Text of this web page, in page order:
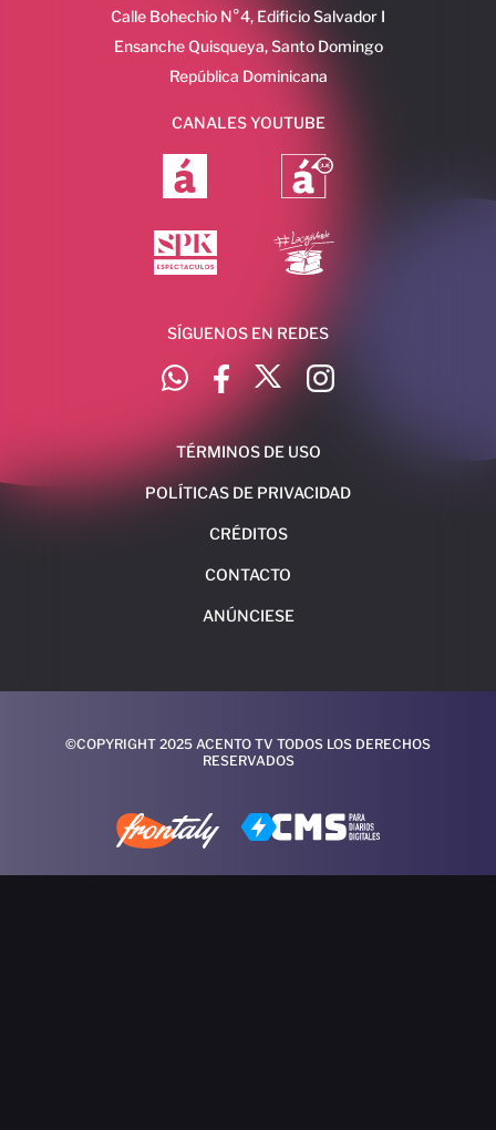
Calle Bohechio N°4, Edificio Salvador I
Ensanche Quisqueya, Santo Domingo
República Dominicana
CANALES YOUTUBE
SÍGUENOS EN REDES
TÉRMINOS DE USO
POLÍTICAS DE PRIVACIDAD
CRÉDITOS
CONTACTO
ANÚNCIESE
©COPYRIGHT 2025 ACENTO TV TODOS LOS DERECHOS
RESERVADOS